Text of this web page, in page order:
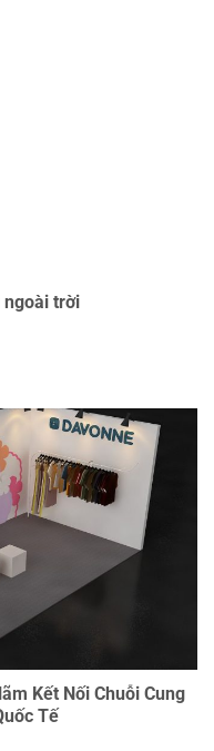
ngoài trời
Kết Nối Chuỗi Cung
Tế